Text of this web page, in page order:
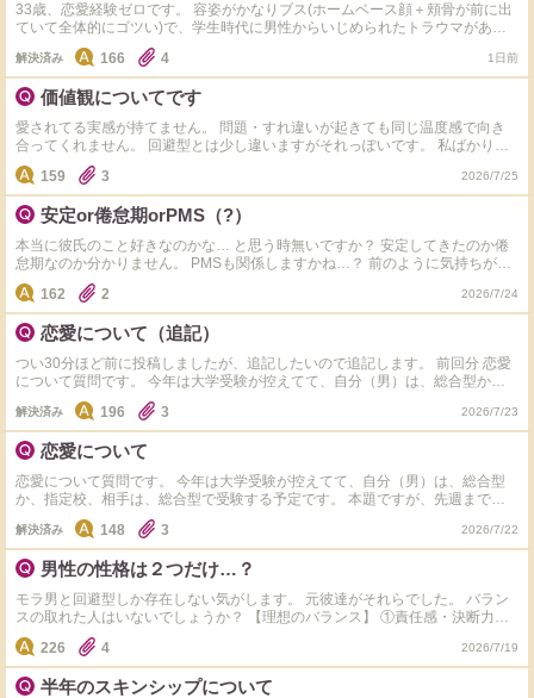
33歳、恋愛経験ゼロです。 容姿がかなりブス(ホームベース顔＋頬骨が前に出
ていて全体的にゴツい)で、学生時代に男性からいじめられたトラウマがあり
20代は恋愛しなくてもいいやといった感じだったんですけど…。 結婚する同
級生が増えてきており人生経験として一度で良いから恋愛をしたいと思うよう
になってきました。 結婚願望に関してはこの人とならどんなに苦しいことや
辛いことがあっても支え合っていけると思えたら結婚したい程度で絶対に結婚
したいというわけではないです。 職場には学生か既婚者か親と同世代(20歳以
上年上)の男性しかいないので職場の人との恋愛は今のところ無理な上に、人
脈もほとんどなく知人からの紹介も非現実的です。 社会人になってから同世
代の男性との関わりがほとんどなかったので異性がいる空間に慣れようと思い
時間のあるときはとにかく人の多い場所に行く・興味のあるイベントに参加す
るなどしていますが…やはり出会いはありません。 SNS上では何度か告白さ
れたことがあるので性格に問題は無いと思っているのですが、とにかくブスす
ぎて性格を知ってもらう以前といった感じです。 (ちなみにSNSで告白された
ときは会って幻滅されるのが怖くて全て断りました) ブス専や容姿より中身重
婚より恋愛がしたいという考え方なので結婚相談所はちょっと違う気がします
し行動範囲を広げているとはいえこのまま出会いがない可能性もありますし、
何がベストなのか自分では分かりません…。
解決済み 166 4 1日前
価値観についてです
愛されてる実感が持てません。 問題・すれ違いが起きても同じ温度感で向き
合ってくれません。 回避型とは少し違いますがそれっぽいです。 私ばかり真
剣に向き合おうとして、相手も真剣に受け止めてくれる感じが無いのです。
なので 私への不安が無い というのも納得というか…（私ばかり色々伝えてる
から負担かけてない？私への不満があったら言ってねと話したら「負担じゃな
いよ。君への不満も無い。君がそのままでいてくれたらいいかな」と言われま
した） 優しいのか無関心なのか… 本気で向き合ってくれる熱を感じませ
ん。。。 同棲の話を持ち出したのも彼氏なのに「住むならどこがいいかな」
「いつ頃がいいかな～」とか楽しんでいたのも私だけでした。 同棲の話にな
ると口数が減り上の空。それ以降はパタッと話は出ず「将来が見えず不安」み
たいに打ち明けると「ビックリさせちゃうと思ったから。不安にさせちゃって
たか～。もちろん結婚前提だよ」と。 でも「じゃあいつ頃にしようか」とか
彼氏の本音は聞いていないです。 私も重い空気が苦手なので気持ちは分かり
ます。 でも自ら「こうしていきたい」「俺はこう思うけどどうしていきた
い？」みたいな事は言わないです（私が聞くと答えるがフワッとしていて信憑
ね」とか同調はしてくれますが、問題解決力が無いんでしょうか。 これが価
値観の違いですか？ 私ばかり真面目に向き合って一方通行というか なんだか
疲れてきました。
159 3 2026/7/25
安定or倦怠期orPMS（?）
本当に彼氏のこと好きなのかな… と思う時無いですか？ 安定してきたのか倦
怠期なのか分かりません。 PMSも関係しますかね…？ 前のように気持ちが上
162 2 2026/7/24
恋愛について（追記）
つい30分ほど前に投稿しましたが、追記したいので追記します。 前回分 恋愛
について質問です。 今年は大学受験が控えてて、自分（男）は、総合型か、
指定校、相手は、総合型で受験する予定です。 本題ですが、先週まで、テス
ト週間だけでなく休日も時々電話したり、行事では写真一緒に撮ってくれたり
最近初めて2人でご飯誘ってくれて食べに行きました。 そしたら、その食べに
行った翌日から冷たくなり、今週帰り誘ってたら友達と約束してると帰ってく
れませんでした。 来週、また帰り誘うべきか、受験勉強にシフトしていくべ
きかどっちがいいと思いますか？ 受験にシフトしたらもしかしたら冷めるか
もしれないし、モチベもなくなるかもしれないですが 普段学校では全然話さ
ないけどLINEだけは続いていましたが、先週から続きません 追記分 ご飯食べ
に行った時の自分の行動で悪かった所を挙げるとしたら、食べるスピードが遅
かった（相手に5分ぐらい待たせてしまった）、会話が続かなかった（いつも
通り）、奢らなかった（相手が次のお店に行きたくてせっせと会計に進んだた
め）､左利きがかっこいいと褒めた（相手は右利きで少し動揺してた）､次の約
束をしなかったのが理由だと思います。 また、友達と約束してると言ってい
した。 それで一年半片思いしてきて、ここでフェードアウトしたら悔いが残
りそうなので正直来週帰り誘ってフェードアウトしたいのが本音です。 どう
思いますか？
解決済み 196 3 2026/7/23
恋愛について
恋愛について質問です。 今年は大学受験が控えてて、自分（男）は、総合型
か、指定校、相手は、総合型で受験する予定です。 本題ですが、先週まで、
テスト週間だけでなく休日も時々電話したり、行事では写真一緒に撮ってくれ
たり最近初めて2人でご飯誘ってくれて食べに行きました。 そしたら、その食
べに行った翌日から冷たくなり、今週帰り誘ってたら友達と約束してると帰っ
てくれませんでした。 来週、また帰り誘うべきか、受験勉強にシフトしてい
くべきかどっちがいいと思いますか？ 受験にシフトしたらもしかしたら冷め
るかもしれないし、モチベもなくなるかもしれないですが 普段学校では全然
話さないけどLINEだけは続いていましたが、先週から続きません 長文すいま
せん
解決済み 148 3 2026/7/22
男性の性格は２つだけ…？
モラ男と回避型しか存在しない気がします。 元彼達がそれらでした。 バラン
スの取れた人はいないでしょうか？ 【理想のバランス】 ①責任感・決断力・
リーダーシップ・メンタル強くて頼もしい ＋ ②動物にも優しい・人相から優
しそう・涙脆い・甘えん坊（かつての回避型みんなコレ） 理想的な割合は①②
の順で4:6、3:7くらいで…（優しい大前提） ちなみに優しい人＝回避型多くな
いですか？ 私だけですか…？泣
226 4 2026/7/19
半年のスキンシップについて